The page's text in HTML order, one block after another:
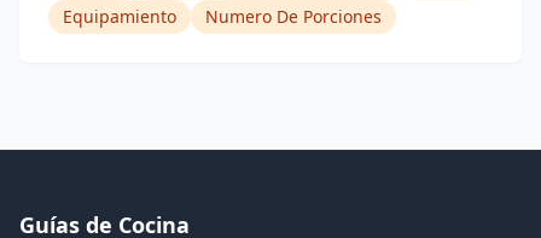
Equipamiento
Numero De Porciones
Guías de Cocina